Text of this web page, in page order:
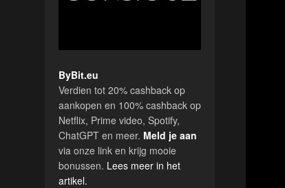
ByBit.eu
Verdien tot 20% cashback op
aankopen en 100% cashback op
Netflix, Prime video, Spotify,
ChatGPT en meer. Meld je aan
via onze link en krijg mooie
bonussen. Lees meer in het
artikel.